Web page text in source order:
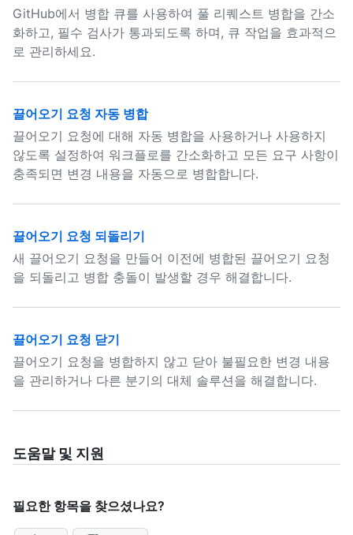
GitHub에서 병합 큐를 사용하여 풀 리퀘스트 병합을 간소
화하고, 필수 검사가 통과되도록 하며, 큐 작업을 효과적으
로 관리하세요.
끌어오기 요청 자동 병합
끌어오기 요청에 대해 자동 병합을 사용하거나 사용하지
않도록 설정하여 워크플로를 간소화하고 모든 요구 사항이
충족되면 변경 내용을 자동으로 병합합니다.
끌어오기 요청 되돌리기
새 끌어오기 요청을 만들어 이전에 병합된 끌어오기 요청
을 되돌리고 병합 충돌이 발생할 경우 해결합니다.
끌어오기 요청 닫기
끌어오기 요청을 병합하지 않고 닫아 불필요한 변경 내용
을 관리하거나 다른 분기의 대체 솔루션을 해결합니다.
도움말 및 지원
필요한 항목을 찾으셨나요?